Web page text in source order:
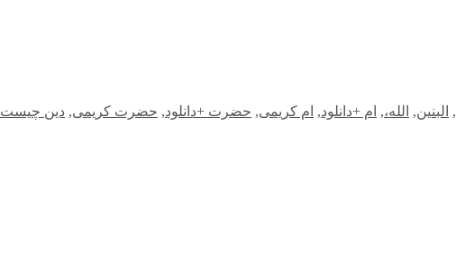
, البنین, الله،, ام +دانلود, ام کریمی, حضرت +دانلود, حضرت کریمی, دین چیست